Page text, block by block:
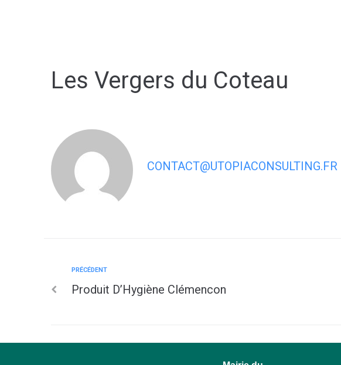
Les Vergers du Coteau
CONTACT@UTOPIACONSULTING.FR
PRÉCÉDENT
Produit D’Hygiène Clémencon